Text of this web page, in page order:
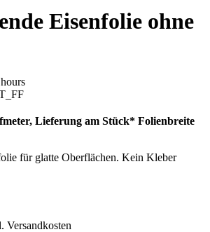
Eisenfolie ohne
Lieferung am Stück* Folienbreite
für glatte Oberflächen. Kein Kleber